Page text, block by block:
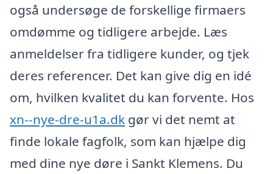
også undersøge de forskellige firmaers
omdømme og tidligere arbejde. Læs
anmeldelser fra tidligere kunder, og tjek
deres referencer. Det kan give dig en idé
om, hvilken kvalitet du kan forvente. Hos
xn--nye-dre-u1a.dk gør vi det nemt at
finde lokale fagfolk, som kan hjælpe dig
med dine nye døre i Sankt Klemens. Du